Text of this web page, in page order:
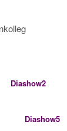
Diashow2
Diashow5